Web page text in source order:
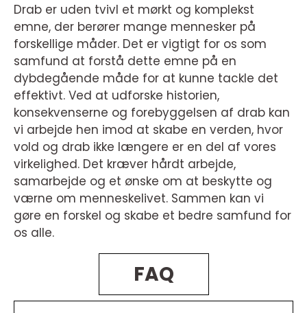
Drab er uden tvivl et mørkt og komplekst
emne, der berører mange mennesker på
forskellige måder. Det er vigtigt for os som
samfund at forstå dette emne på en
dybdegående måde for at kunne tackle det
effektivt. Ved at udforske historien,
konsekvenserne og forebyggelsen af drab kan
vi arbejde hen imod at skabe en verden, hvor
vold og drab ikke længere er en del af vores
virkelighed. Det kræver hårdt arbejde,
samarbejde og et ønske om at beskytte og
værne om menneskelivet. Sammen kan vi
gøre en forskel og skabe et bedre samfund for
os alle.
FAQ